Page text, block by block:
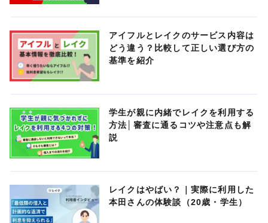
アイフルとレイクのサービス内容は
どう違う？比較して正しい選び方の
基準を紹介
学生が親に内緒でレイクを利用する
方法│審査に通るコツや注意点も解
説
レイクはやばい？｜実際に利用した
本田さんの体験談（20歳・学生）